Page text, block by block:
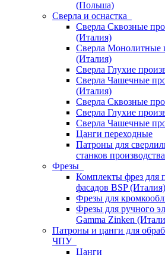
(Польша)
Сверла и оснастка
Сверла Сквозные
(Италия)
Сверла Монолитные
(Италия)
Сверла Глухие
Сверла Чашечные
(Италия)
Сверла Сквозные
Сверла Глухие
Сверла Чашечные
Цанги переходные
Патроны для
станков
Фрезы
Комплекты фрез для
фасадов BSP (Италия)
Фрезы для
Фрезы для ручного
Gamma Zinken
Патроны и цанги для
ЧПУ
Цанги